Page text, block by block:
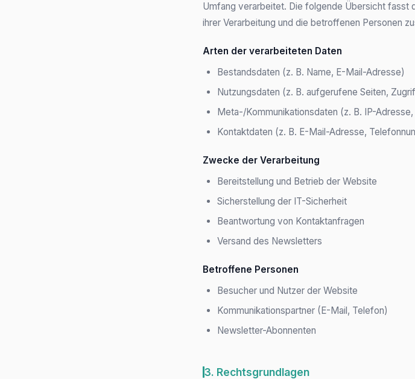
Umfang verarbeitet. Die folgende Übersicht fasst
ihrer Verarbeitung und die betroffenen Personen
Arten der verarbeiteten Daten
Bestandsdaten (z. B. Name, E-Mail-Adresse)
Nutzungsdaten (z. B. aufgerufene Seiten,
Meta-/Kommunikationsdaten (z. B. IP-
Kontaktdaten (z. B. E-Mail-Adresse,
Zwecke der Verarbeitung
Bereitstellung und Betrieb der Website
Sicherstellung der IT-Sicherheit
Beantwortung von Kontaktanfragen
Versand des Newsletters
Betroffene Personen
Besucher und Nutzer der Website
Kommunikationspartner (E-Mail, Telefon)
Newsletter-Abonnenten
3. Rechtsgrundlagen